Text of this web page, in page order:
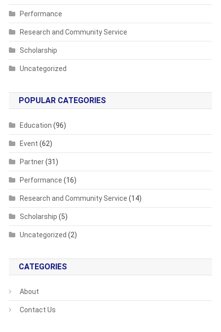
Performance
Research and Community Service
Scholarship
Uncategorized
POPULAR CATEGORIES
Education (96)
Event (62)
Partner(31)
Performance (16)
Research and Community Service (14)
Scholarship (5)
Uncategorized (2)
CATEGORIES
About
Contact Us